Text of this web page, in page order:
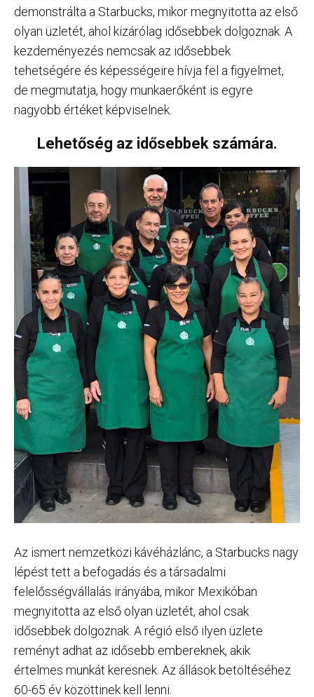
demonstrálta a Starbucks, mikor megnyitotta az első
olyan üzletét, ahol kizárólag idősebbek dolgoznak. A
kezdeményezés nemcsak az idősebbek
tehetségére és képességeire hívja fel a figyelmet,
de megmutatja, hogy munkaerőként is egyre
nagyobb értéket képviselnek.
Lehetőség az idősebbek számára.
Az ismert nemzetközi kávéházlánc, a Starbucks nagy
lépést tett a befogadás és a társadalmi
felelősségvállalás irányába, mikor Mexikóban
megnyitotta az első olyan üzletét, ahol csak
idősebbek dolgoznak. A régió első ilyen üzlete
reményt adhat az idősebb embereknek, akik
értelmes munkát keresnek. Az állások betöltéséhez
60-65 év közöttinek kell lenni.